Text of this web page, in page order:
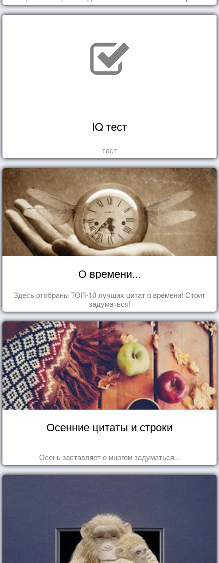
IQ тест
тест
О времени...
Здесь отобраны ТОП-10 лучших цитат о времени! Стоит
задуматься!
Осенние цитаты и строки
Осень заставляет о многом задуматься...